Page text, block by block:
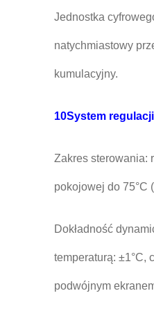
Jednostka
natychmiastowy
kumulacyjny.
10System
Zakres sterowania:
pokojowej do 75°C
Dokładność
temperaturą: ±1°C,
podwójnym